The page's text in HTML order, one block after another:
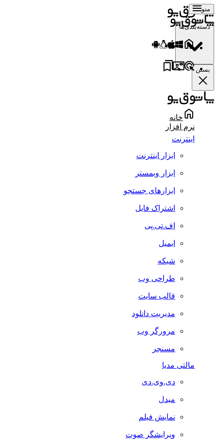
منو
دسته‌بندی‌ها
بستن
خانه
نرم افزار
اینترنت
ابزار اینترنت
ابزار وبمستر
ابزارهای جستجو
اشتراک فایل
اف.تی.پی
ایمیل
شبکه
طراحی وب
قالب سایت
مدیریت دانلود
مرورگر وب
مسنجر
مالتی مدیا
دی.وی.دی
مبدل
نمایش فیلم
ویرایشگر صوت